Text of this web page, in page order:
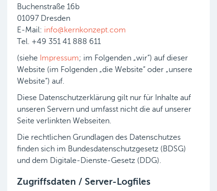
Buchenstraße 16b
01097 Dresden
E-Mail: info@kernkonzept.com
Tel. +49 351 41 888 611
(siehe Impressum; im Folgenden „wir“) auf dieser
Website (im Folgenden „die Website“ oder „unsere
Website“) auf.
Diese Datenschutzerklärung gilt nur für Inhalte auf
unseren Servern und umfasst nicht die auf unserer
Seite verlinkten Webseiten.
Die rechtlichen Grundlagen des Datenschutzes
finden sich im Bundesdatenschutzgesetz (BDSG)
und dem Digitale-Dienste-Gesetz (DDG).
Zugriffsdaten / Server-Logfiles